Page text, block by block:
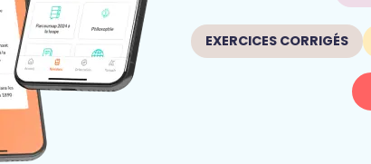
EXERCICES CORRIGÉS